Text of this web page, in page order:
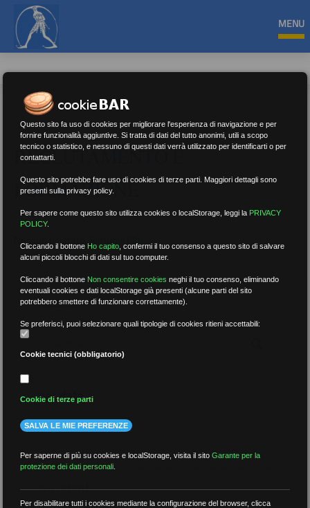
MENU
RECLUTAMENTO E
FORMAZIONE
Nessun risultato.Rimuovi filtri
RICERCA
per data
più recenti
Questo sito fa uso di cookies per migliorare l'esperienza di navigazione e per
fornire funzionalità aggiuntive. Si tratta di dati del tutto anonimi, utili a scopo
tecnico o statistico, e nessuno di questi dati verrà utilizzato per identificarti o per
contattarti.
Questo sito potrebbe fare uso di cookies di terze parti. Maggiori dettagli sono
presenti sulla privacy policy.
Per sapere come questo sito utilizza cookies o localStorage, leggi la PRIVACY
POLICY.
Cliccando il bottone Ho capito ,confermi il tuo consenso a questo sito di salvare
alcuni piccoli blocchi di dati sul tuo computer.
Cliccando il bottone Non consentire cookies neghi il tuo consenso, eliminando
eventuali cookies e dati localStorage già presenti (alcune parti del sito
potrebbero smettere di funzionare correttamente).
Se preferisci, puoi selezionare quali tipologie di cookies ritieni accettabili:
Cookie tecnici (obbligatorio)
Cookie di terze parti
SALVA LE MIE PREFERENZE
Per saperne di più su cookies e localStorage, visita il sitoGarante per la
protezione dei dati personali
Per disabilitare tutti i cookies mediante la configurazione del browser, clicca